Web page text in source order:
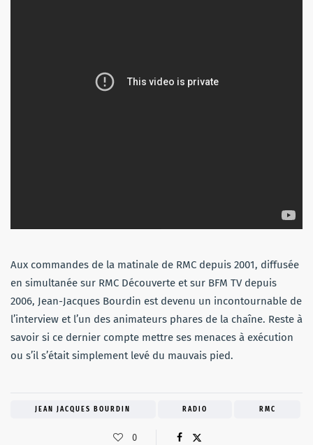
Aux commandes de la matinale de RMC depuis 2001, diffusée
en simultanée sur RMC Découverte et sur BFM TV depuis
2006, Jean-Jacques Bourdin est devenu un incontournable de
l’interview et l’un des animateurs phares de la chaîne. Reste à
savoir si ce dernier compte mettre ses menaces à exécution
ou s’il s’était simplement levé du mauvais pied.
JEAN JACQUES BOURDIN RADIO RMC
0